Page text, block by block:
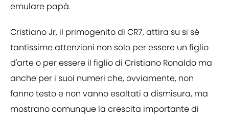
emulare papà.
Cristiano Jr, il primogenito di CR7, attira su si sé
tantissime attenzioni non solo per essere un figlio
d'arte o per essere il figlio di Cristiano Ronaldo ma
anche per i suoi numeri che, ovviamente, non
fanno testo e non vanno esaltati a dismisura, ma
mostrano comunque la crescita importante di